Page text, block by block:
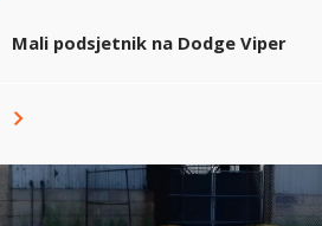
Mali podsjetnik na Dodge Viper